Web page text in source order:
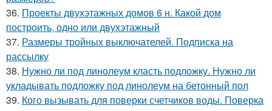
36. Проекты двухэтажных домов 6 н. Какой дом
построить, одно или двухэтажный
37. Размеры тройных выключателей. Подписка на
рассылку
38. Нужно ли под линолеум класть подложку. Нужно ли
укладывать подложку под линолеум на бетонный пол
39. Кого вызывать для поверки счетчиков воды. Поверка